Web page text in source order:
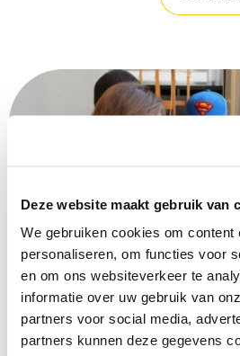
Deze website maakt gebruik van
We gebruiken cookies om content
personaliseren, om functies voor
en om ons websiteverkeer te
informatie over uw gebruik van
partners voor social media,
partners kunnen deze gegevens